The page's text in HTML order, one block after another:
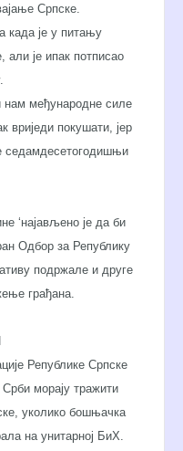
Српске.
када је у питању
али је ипак потписао
међународне силе
вриједи покушати, јер
седамдесетогодишњи
‘најављено је да би
Одбор за Републику
подржале и друге
грађана.
Републике Српске
морају тражити
уколико бошњачка
на унитарној БиХ.